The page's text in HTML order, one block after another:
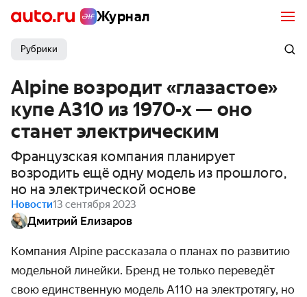
Журнал
Рубрики
Alpine возродит «глазастое»
купе A310 из 1970-х — оно
станет электрическим
Французская компания планирует
возродить ещё одну модель из прошлого,
но на электрической основе
Новости13 сентября 2023
Дмитрий Елизаров
Компания Alpine рассказала о планах по развитию
модельной линейки. Бренд не только переведёт
свою единственную модель A110 на электротягу, но